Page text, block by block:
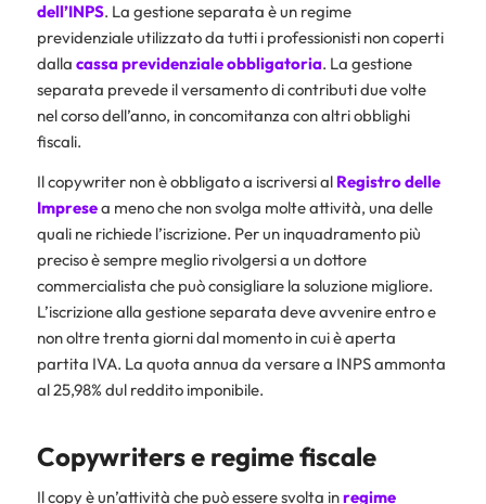
dell’INPS. La gestione separata è un regime
previdenziale utilizzato da tutti i professionisti non coperti
dalla cassa previdenziale obbligatoria. La gestione
separata prevede il versamento di contributi due volte
nel corso dell’anno, in concomitanza con altri obblighi
fiscali.
Il copywriter non è obbligato a iscriversi al Registro delle
Impresea meno che non svolga molte attività, una delle
quali ne richiede l’iscrizione. Per un inquadramento più
preciso è sempre meglio rivolgersi a un dottore
commercialista che può consigliare la soluzione migliore.
L’iscrizione alla gestione separata deve avvenire entro e
non oltre trenta giorni dal momento in cui è aperta
partita IVA. La quota annua da versare a INPS ammonta
al 25,98% dul reddito imponibile.
Copywriters e regime fiscale
Il copy è un’attività che può essere svolta inregime